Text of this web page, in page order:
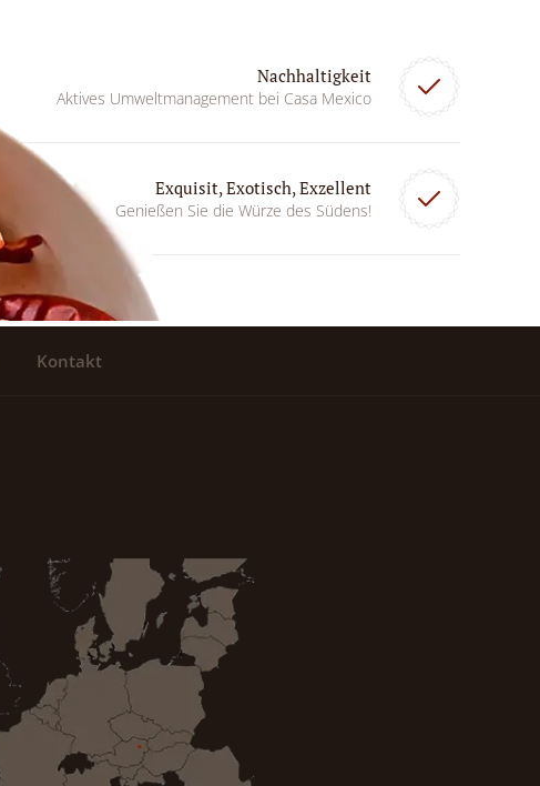
Nachhaltigkeit
Aktives Umweltmanagement bei Casa Mexico
Exquisit, Exotisch, Exzellent
Genießen Sie die Würze des Südens!
Kontakt